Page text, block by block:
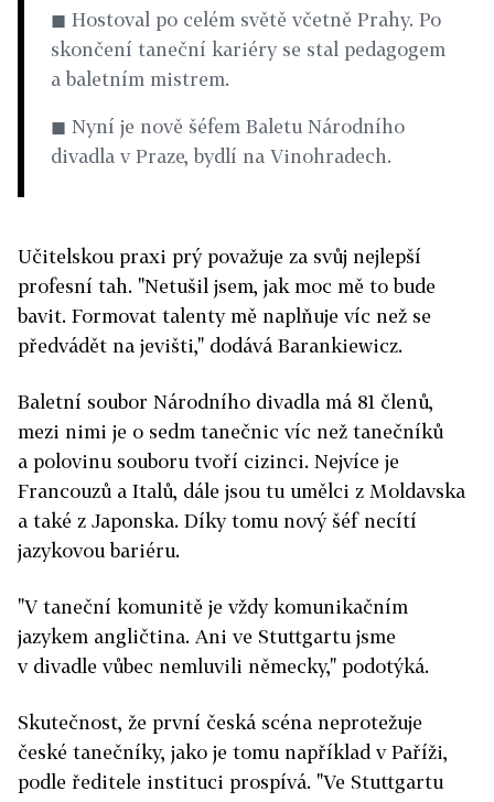
◼ Hostoval po celém světě včetně Prahy. Po
skončení taneční kariéry se stal pedagogem
a baletním mistrem.
◼ Nyní je nově šéfem Baletu Národního
divadla v Praze, bydlí na Vinohradech.
Učitelskou praxi prý považuje za svůj nejlepší
profesní tah. "Netušil jsem, jak moc mě to bude
bavit. Formovat talenty mě naplňuje víc než se
předvádět na jevišti," dodává Barankiewicz.
Baletní soubor Národního divadla má 81 členů,
mezi nimi je o sedm tanečnic víc než tanečníků
a polovinu souboru tvoří cizinci. Nejvíce je
Francouzů a Italů, dále jsou tu umělci z Moldavska
a také z Japonska. Díky tomu nový šéf necítí
jazykovou bariéru.
"V taneční komunitě je vždy komunikačním
jazykem angličtina. Ani ve Stuttgartu jsme
v divadle vůbec nemluvili německy," podotýká.
Skutečnost, že první česká scéna neprotežuje
české tanečníky, jako je tomu například v Paříži,
podle ředitele instituci prospívá. "Ve Stuttgartu